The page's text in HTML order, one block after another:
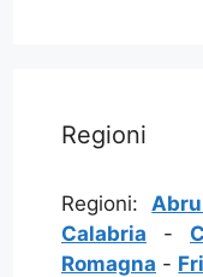
Regioni
Regioni:
Calabria -
Romagna -